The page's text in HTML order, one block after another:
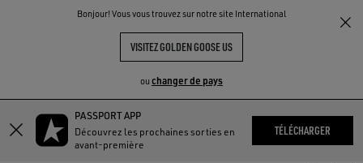
Bonjour! Vous vous trouvez sur notre site International
VISITEZ GOLDEN GOOSE US
ou changer de pays
Aller
au
Aller
au
PASSPORT APP
Découvrez les prochaines sorties en
avant-première
TÉLÉCHARGER
THE
COMMUNITY